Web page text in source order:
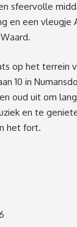
sfeervolle
en een vleugje
op het terrein
10 in
oud uit om
en te
het fort.